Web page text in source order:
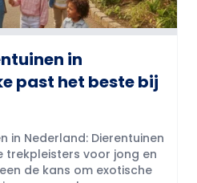
in
past het beste bij
in Nederland: Dierentuinen
trekpleisters voor jong en
de kans om exotische